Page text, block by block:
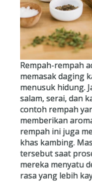
Rempah-rempah
memasak daging
menusuk hidung.
salam, serai, dan
contoh rempah
memberikan
rempah ini juga
khas kambing.
tersebut saat
mereka menyatu
rasa yang lebih